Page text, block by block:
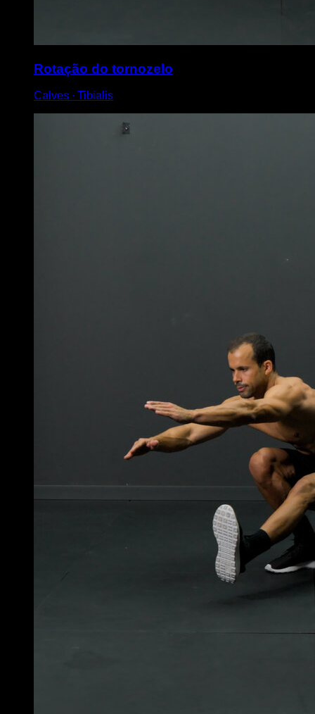
Rotação do tornozelo
Calves ∙ Tibialis